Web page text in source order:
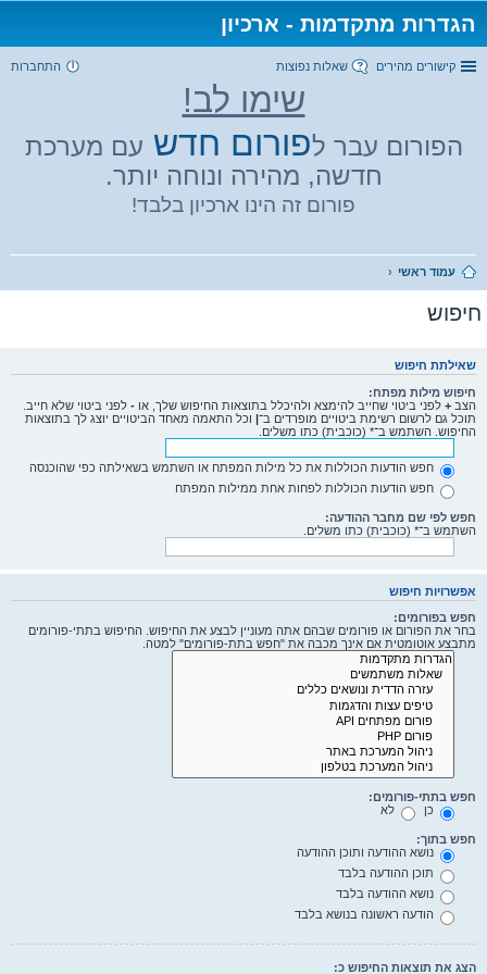
הגדרות מתקדמות - ארכיון
קישורים מהירים שאלות נפוצות התחברות
שימו לב!
הפורום עבר לפורום חדש עם מערכת
חדשה, מהירה ונוחה יותר.
פורום זה הינו ארכיון בלבד!
עמוד ראשי
חיפוש
שאילתת חיפוש
חיפוש מילות מפתח:
הצב + לפני ביטוי שחייב להימצא ולהיכלל בתוצאות החיפוש שלך, או - לפני ביטוי שלא חייב.
תוכל גם לרשום רשימת ביטויים מופרדים ב־| וכל התאמה מאחד הביטויים יוצג לך בתוצאות
החיפוש. השתמש ב־* (כוכבית) כתו משלים.
חפש הודעות הכוללות את כל מילות המפתח או השתמש בשאילתה כפי שהוכנסה
חפש הודעות הכוללות לפחות אחת ממילות המפתח
חפש לפי שם מחבר ההודעה:
השתמש ב־* (כוכבית) כתו משלים.
אפשרויות חיפוש
חפש בפורומים:
בחר את הפורום או פורומים שבהם אתה מעוניין לבצע את החיפוש. החיפוש בתתי-פורומים
מתבצע אוטומטית אם אינך מכבה את "חפש בתת-פורומים" למטה.
חפש בתתי-פורומים:
כן
לא
חפש בתוך:
נושא ההודעה ותוכן ההודעה
תוכן ההודעה בלבד
נושא ההודעה בלבד
הודעה ראשונה בנושא בלבד
הצג את תוצאות החיפוש כ: